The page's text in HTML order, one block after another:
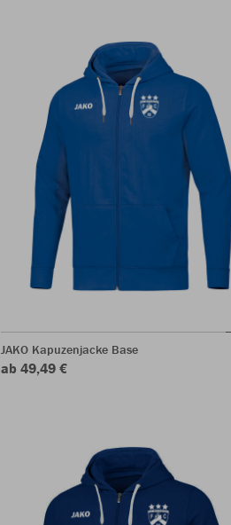
JAKO Kapuzenjacke Base
ab 49,49 €